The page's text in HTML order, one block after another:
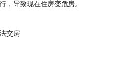
，导致现在住房变危房。
交房